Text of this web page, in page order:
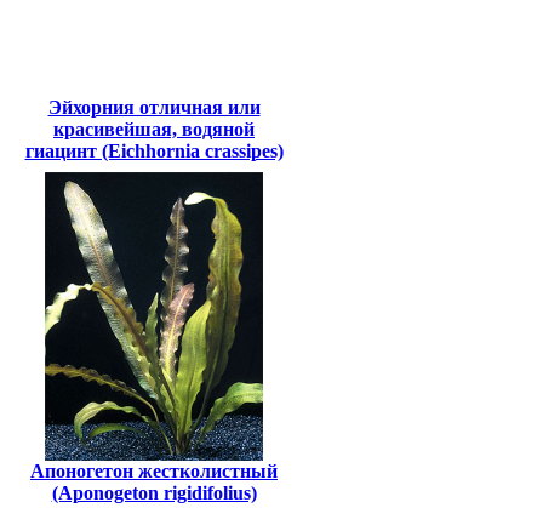
Эйхорния отличная или
красивейшая, водяной
гиацинт (Eichhornia crassipes)
Апоногетон жестколистный
(Aponogeton rigidifolius)